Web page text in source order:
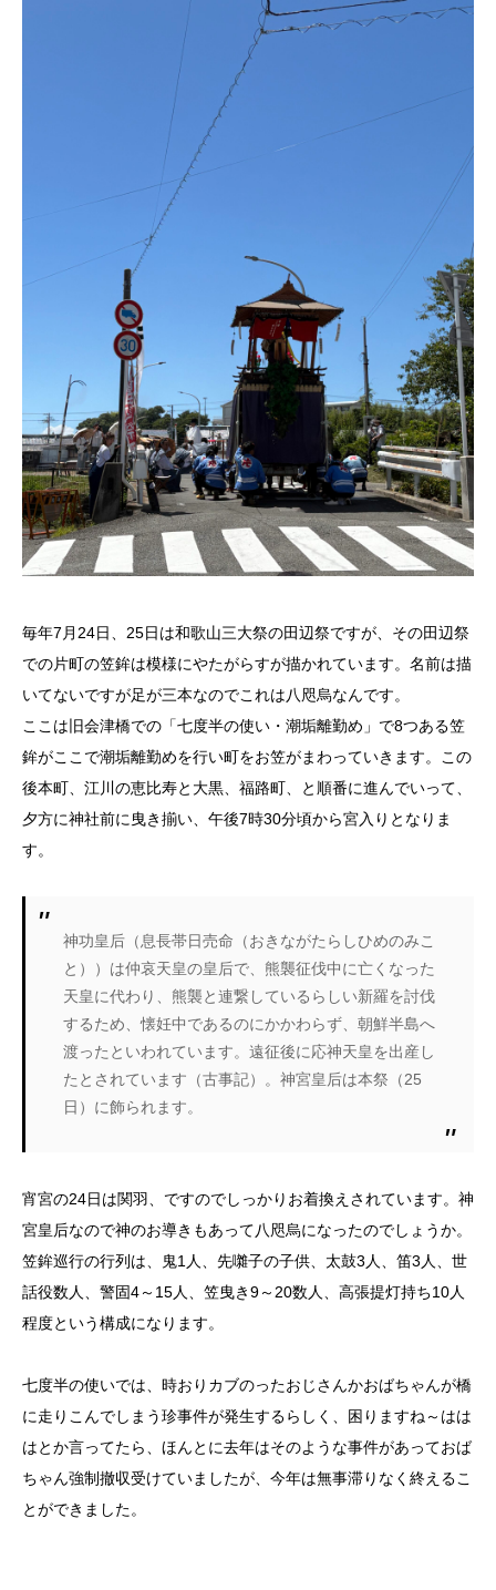
毎年7月24日、25日は和歌山三大祭の田辺祭ですが、その田辺祭
での片町の笠鉾は模様にやたがらすが描かれています。名前は描
いてないですが足が三本なのでこれは八咫烏なんです。
ここは旧会津橋での「七度半の使い・潮垢離勤め」で8つある笠
鉾がここで潮垢離勤めを行い町をお笠がまわっていきます。この
後本町、江川の恵比寿と大黒、福路町、と順番に進んでいって、
夕方に神社前に曳き揃い、午後7時30分頃から宮入りとなりま
す。
神功皇后（息長帯日売命（おきながたらしひめのみこ
と））は仲哀天皇の皇后で、熊襲征伐中に亡くなった
天皇に代わり、熊襲と連繋しているらしい新羅を討伐
するため、懐妊中であるのにかかわらず、朝鮮半島へ
渡ったといわれています。遠征後に応神天皇を出産し
たとされています（古事記）。神宮皇后は本祭（25
日）に飾られます。
宵宮の24日は関羽、ですのでしっかりお着換えされています。神
宮皇后なので神のお導きもあって八咫烏になったのでしょうか。
笠鉾巡行の行列は、鬼1人、先囃子の子供、太鼓3人、笛3人、世
話役数人、警固4～15人、笠曳き9～20数人、高張提灯持ち10人
程度という構成になります。
七度半の使いでは、時おりカブのったおじさんかおばちゃんが橋
に走りこんでしまう珍事件が発生するらしく、困りますね～はは
はとか言ってたら、ほんとに去年はそのような事件があっておば
ちゃん強制撤収受けていましたが、今年は無事滞りなく終えるこ
とができました。